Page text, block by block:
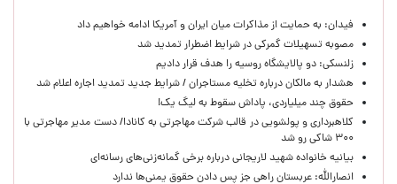
فیدان: به حمایت از مذاکرات میان ایران و آمریکا ادامه خواهیم داد
مصوبه تسهیلات گمرکی در شرایط اضطرار تمدید شد
زلنسکی: دو پالایشگاه روسیه را هدف قرار دادیم
هشدار به مالکان درباره تخلیه مستاجران / شرایط جدید تمدید اجاره اعلام شد
حقوق چند میلیاردی، پاداش سقوط به لیگ یک!
کلاهبرداری و پولشویی در قالب شرکت مهاجرتی به کانادا/ دست مدیر مهاجرتی با
۳۰۰ شاکی رو شد
بیانیه خانواده شهید لاریجانی درباره برخی گمانه‌زنی‌های رسانه‌ای
انصارالله: عربستان راهی جز پس دادن حقوق یمنی‌ها ندارد